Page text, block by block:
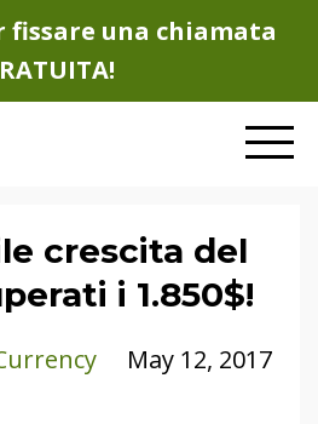
fissare una chiamata
crescita del
i 1.850$!
May 12, 2017